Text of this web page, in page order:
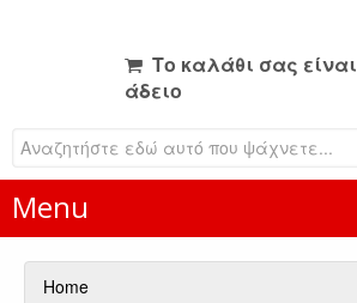
Το καλάθι σας είναι
άδειο
Menu
Home